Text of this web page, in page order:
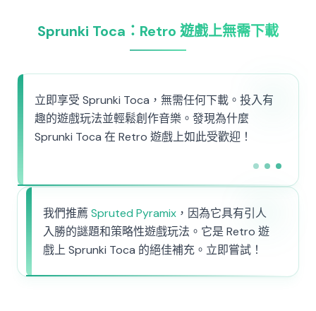
Sprunki Toca：Retro 遊戲上無需下載
立即享受 Sprunki Toca，無需任何下載。投入有
趣的遊戲玩法並輕鬆創作音樂。發現為什麼
Sprunki Toca 在 Retro 遊戲上如此受歡迎！
我們推薦 Spruted Pyramix ，因為它具有引人
入勝的謎題和策略性遊戲玩法。它是 Retro 遊
戲上 Sprunki Toca 的絕佳補充。立即嘗試！